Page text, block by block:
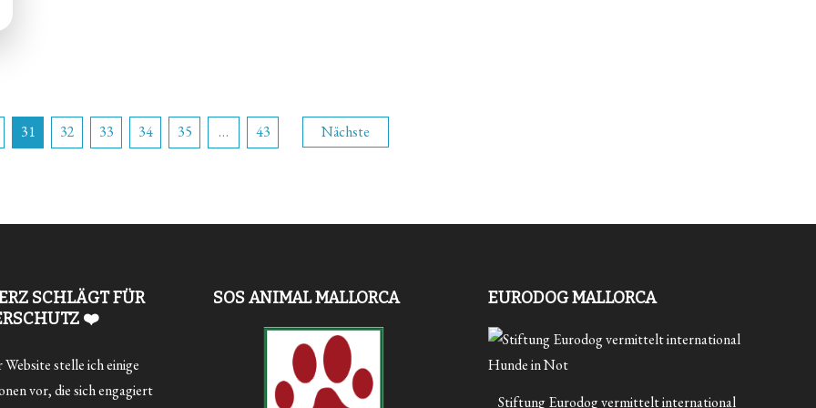
31 32 33 34 35 … 43 Nächste
SCHLÄGT FÜR
❤️
stelle ich einige
vor, die sich engagiert
SOS ANIMAL MALLORCA EURODOG MALLORCA
Stiftung Eurodog vermittelt international